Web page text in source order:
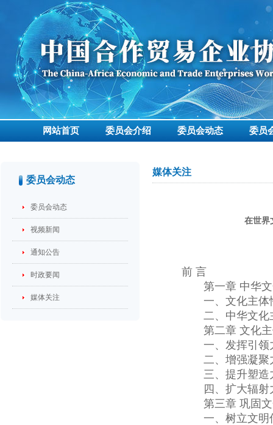
网站首页 委员会介绍 委员会动态 委员
委员会动态
委员会动态
视频新闻
通知公告
时政要闻
媒体关注
媒体关注
在世界
前 言
第一章 中华文
一、文化主体
二、中华文化
第二章 文化主
一、发挥引领
二、增强凝聚
三、提升塑造
四、扩大辐射
第三章 巩固文
一、树立文明